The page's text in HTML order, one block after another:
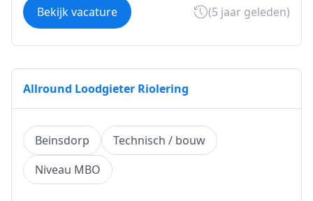
Bekijk vacature (5 jaar geleden)
Allround Loodgieter Riolering
Beinsdorp
Technisch / bouw
Niveau MBO